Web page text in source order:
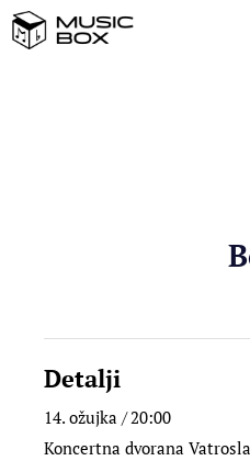
STRANA
MUSIC BOX
Detalji
14. ožujka / 20:00
Koncertna dvorana